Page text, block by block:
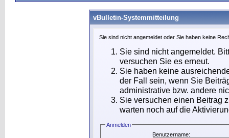
vBulletin-Systemmitteilung
Sie sind nicht angemeldet oder Sie haben keine
Sie sind nicht angemeldet.
versuchen Sie es erneut.
Sie haben keine
der Fall sein, wenn Sie
administrative bzw. andere
Sie versuchen einen Beitrag
warten noch auf die
Anmelden
Benutzername: